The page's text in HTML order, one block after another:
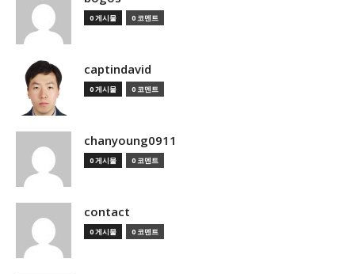
0 게시물 0 코멘트
captindavid
0 게시물 0 코멘트
chanyoung0911
0 게시물 0 코멘트
contact
0 게시물 0 코멘트